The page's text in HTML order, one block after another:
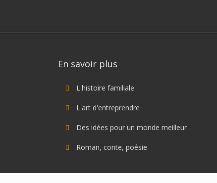
En savoir plus
L'histoire familiale
L'art d'entreprendre
Des idées pour un monde meilleur
Roman, conte, poésie